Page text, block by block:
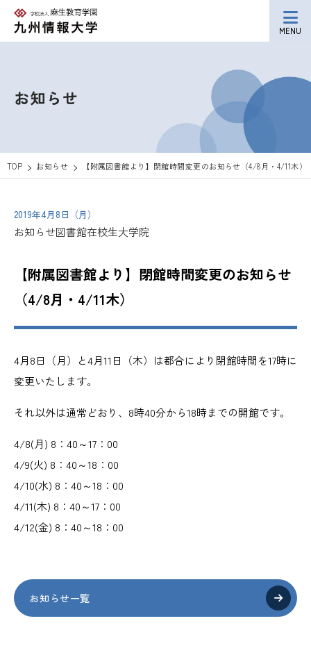
MENU
お知らせ
TOP お知らせ 【附属図書館より】閉館時間変更のお知らせ（4/8月・4/11木）
2019年4月8日（月）
お知らせ図書館在校生大学院
【附属図書館より】閉館時間変更のお知らせ
（4/8月・4/11木）
4月8日（月）と4月11日（木）は都合により閉館時間を17時に
変更いたします。
それ以外は通常どおり、8時40分から18時までの開館です。
4/8(月) 8：40～17：00
4/9(火) 8：40～18：00
4/10(水) 8：40～18：00
4/11(木) 8：40～17：00
4/12(金) 8：40～18：00
お知らせ一覧